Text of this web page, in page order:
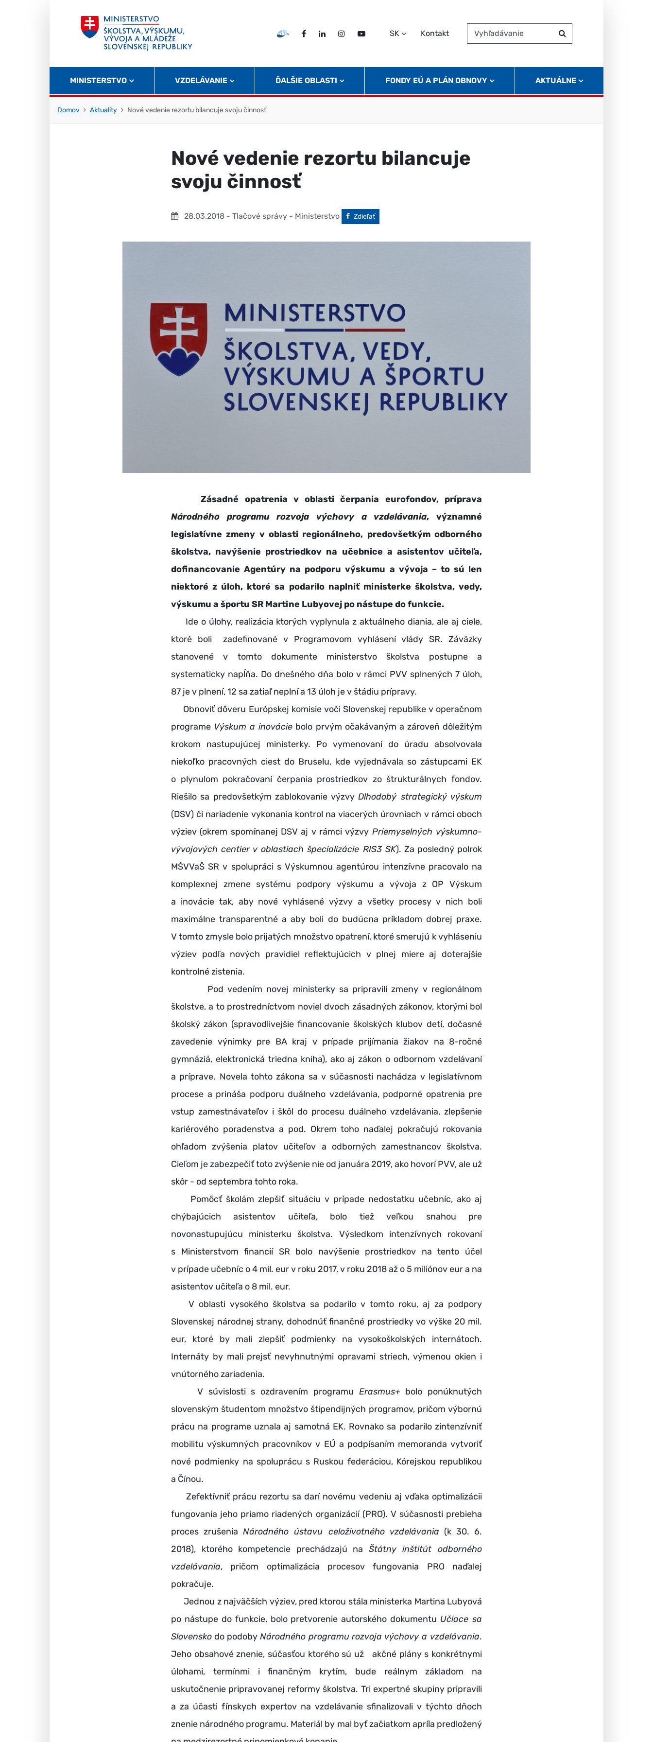
EDU TVFacebookLinkedInInstagram
Twitter
SK Kontakt
Vyhľadávanie
Hľadať
MINISTERSTVO VZDELÁVANIE ĎALŠIE OBLASTI FONDY EÚ A PLÁN OBNOVY AKTUÁLNE
Domov Aktuality Nové vedenie rezortu bilancuje svoju činnosť
Nové vedenie rezortu bilancuje
svoju činnosť
28.03.2018 - Tlačové správy - Ministerstvo Facebook
Zdieľať
Zásadné opatrenia v oblasti čerpania eurofondov, príprava
Národného programu rozvoja výchovy a vzdelávania, významné
legislatívne zmeny v oblasti regionálneho, predovšetkým odborného
školstva, navýšenie prostriedkov na učebnice a asistentov učiteľa,
dofinancovanie Agentúry na podporu výskumu a vývoja – to sú len
niektoré z úloh, ktoré sa podarilo naplniť ministerke školstva, vedy,
výskumu a športu SR Martine Lubyovej po nástupe do funkcie.
Ide o úlohy, realizácia ktorých vyplynula z aktuálneho diania, ale aj ciele,
ktoré boli zadefinované v Programovom vyhlásení vlády SR. Záväzky
stanovené v tomto dokumente ministerstvo školstva postupne a
systematicky napĺňa. Do dnešného dňa bolo v rámci PVV splnených 7 úloh,
87 je v plnení, 12 sa zatiaľ neplní a 13 úloh je v štádiu prípravy.
Obnoviť dôveru Európskej komisie voči Slovenskej republike v operačnom
programe Výskum a inovácie bolo prvým očakávaným a zároveň dôležitým
krokom nastupujúcej ministerky. Po vymenovaní do úradu absolvovala
niekoľko pracovných ciest do Bruselu, kde vyjednávala so zástupcami EK
o plynulom pokračovaní čerpania prostriedkov zo štrukturálnych fondov.
Riešilo sa predovšetkým zablokovanie výzvyDlhodobý strategický výskum
(DSV) či nariadenie vykonania kontrol na viacerých úrovniach v rámci oboch
výziev (okrem spomínanej DSV aj v rámci výzvy Priemyselných výskumno-
vývojových centier v oblastiach špecializácie RIS3 SK). Za posledný polrok
MŠVVaŠ SR v spolupráci s Výskumnou agentúrou intenzívne pracovalo na
komplexnej zmene systému podpory výskumu a vývoja z OP Výskum
a inovácie tak, aby nové vyhlásené výzvy a všetky procesy v nich boli
maximálne transparentné a aby boli do budúcna príkladom dobrej praxe.
V tomto zmysle bolo prijatých množstvo opatrení, ktoré smerujú k vyhláseniu
výziev podľa nových pravidiel reflektujúcich v plnej miere aj doterajšie
kontrolné zistenia.
Pod vedením novej ministerky sa pripravili zmeny v regionálnom
školstve, a to prostredníctvom noviel dvoch zásadných zákonov, ktorými bol
školský zákon (spravodlivejšie financovanie školských klubov detí, dočasné
zavedenie výnimky pre BA kraj v prípade prijímania žiakov na 8-ročné
gymnáziá, elektronická triedna kniha), ako aj zákon o odbornom vzdelávaní
a príprave. Novela tohto zákona sa v súčasnosti nachádza v legislatívnom
procese a prináša podporu duálneho vzdelávania, podporné opatrenia pre
vstup zamestnávateľov i škôl do procesu duálneho vzdelávania, zlepšenie
kariérového poradenstva a pod. Okrem toho naďalej pokračujú rokovania
ohľadom zvýšenia platov učiteľov a odborných zamestnancov školstva.
Cieľom je zabezpečiť toto zvýšenie nie od januára 2019, ako hovorí PVV, ale už
skôr - od septembra tohto roka.
Pomôcť školám zlepšiť situáciu v prípade nedostatku učebníc, ako aj
chýbajúcich asistentov učiteľa, bolo tiež veľkou snahou pre
novonastupujúcu ministerku školstva. Výsledkom intenzívnych rokovaní
s Ministerstvom financií SR bolo navýšenie prostriedkov na tento účel
v prípade učebníc o 4 mil. eur v roku 2017, v roku 2018 až o 5 miliónov eur a na
asistentov učiteľa o 8 mil. eur.
V oblasti vysokého školstva sa podarilo v tomto roku, aj za podpory
Slovenskej národnej strany, dohodnúť finančné prostriedky vo výške 20 mil.
eur, ktoré by mali zlepšiť podmienky na vysokoškolských internátoch.
Internáty by mali prejsť nevyhnutnými opravami striech, výmenou okien i
vnútorného zariadenia.
V súvislosti s ozdravením programu Erasmus+bolo ponúknutých
slovenským študentom množstvo štipendijných programov, pričom výbornú
prácu na programe uznala aj samotná EK. Rovnako sa podarilo zintenzívniť
mobilitu výskumných pracovníkov v EÚ a podpísaním memoranda vytvoriť
nové podmienky na spoluprácu s Ruskou federáciou, Kórejskou republikou
a Čínou.
Zefektívniť prácu rezortu sa darí novému vedeniu aj vďaka optimalizácii
fungovania jeho priamo riadených organizácií (PRO). V súčasnosti prebieha
proces zrušeniaNárodného ústavu celoživotného vzdelávania (k 30. 6.
2018), ktorého kompetencie prechádzajú na Štátny inštitút odborného
vzdelávania, pričom optimalizácia procesov fungovania PRO naďalej
pokračuje.
Jednou z najväčších výziev, pred ktorou stála ministerka Martina Lubyová
po nástupe do funkcie, bolo pretvorenie autorského dokumentu Učiace sa
Slovensko do podoby Národného programu rozvoja výchovy a vzdelávania.
Jeho obsahové znenie, súčasťou ktorého sú už akčné plány s konkrétnymi
úlohami, termínmi i finančným krytím, bude reálnym základom na
uskutočnenie pripravovanej reformy školstva. Tri expertné skupiny pripravili
a za účasti fínskych expertov na vzdelávanie sfinalizovali v týchto dňoch
znenie národného programu. Materiál by mal byť začiatkom apríla predložený